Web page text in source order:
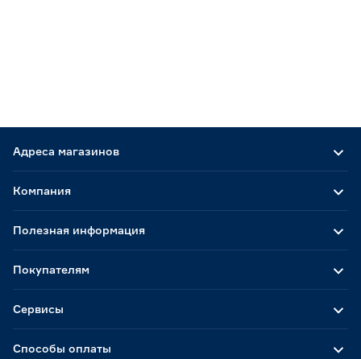
Адреса магазинов
Способы оплаты
Компания
Полезная информация
Покупателям
Сервисы